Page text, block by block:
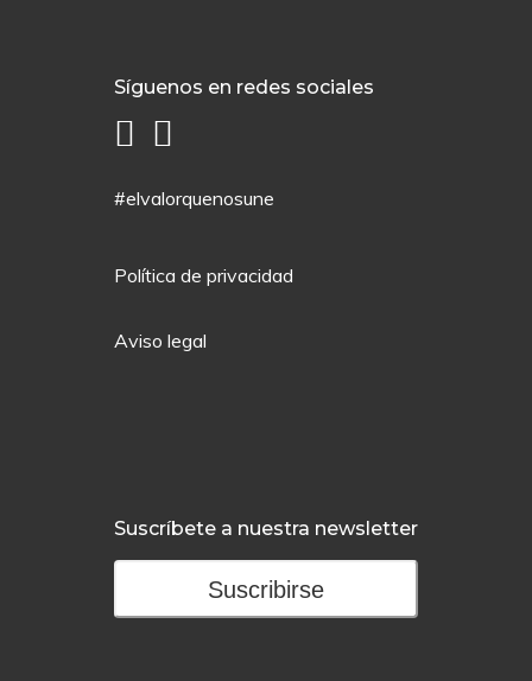
Síguenos en redes sociales
#elvalorquenosune
Política de privacidad
Aviso legal
Suscríbete a nuestra newsletter
Suscribirse